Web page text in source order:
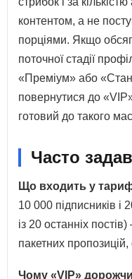
контентом, а не
порціями. Якщо
поточної стадії
«Преміум» або
повернутися до
готовий до такого
Часто
Що входить у
10 000 підписників і
із 20 останніх
пакетних
Чому «VIP»